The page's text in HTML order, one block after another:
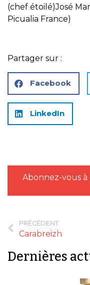
(chef étoilé)José
Picualia France)
Partager sur :
Facebook
LinkedIn
Abonnez-vous
PRÉCÉDENT
Carabreizh
Dernières